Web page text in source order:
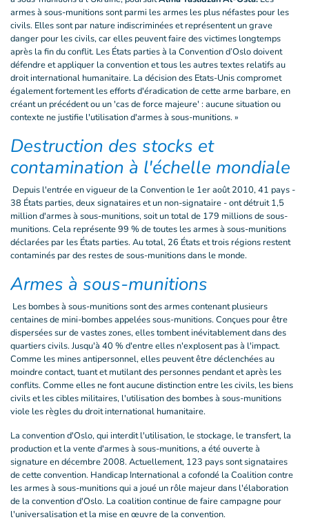
armes à sous-munitions sont parmi les armes les plus néfastes pour les
civils. Elles sont par nature indiscriminées et représentent un grave
danger pour les civils, car elles peuvent faire des victimes longtemps
après la fin du conflit. Les États parties à la Convention d’Oslo doivent
défendre et appliquer la convention et tous les autres textes relatifs au
droit international humanitaire. La décision des Etats-Unis compromet
également fortement les efforts d'éradication de cette arme barbare, en
créant un précédent ou un 'cas de force majeure' : aucune situation ou
contexte ne justifie l'utilisation d'armes à sous-munitions. »
Destruction des stocks et
contamination à l'échelle mondiale
Depuis l'entrée en vigueur de la Convention le 1er août 2010, 41 pays -
38 États parties, deux signataires et un non-signataire - ont détruit 1,5
million d'armes à sous-munitions, soit un total de 179 millions de sous-
munitions. Cela représente 99 % de toutes les armes à sous-munitions
déclarées par les États parties. Au total, 26 États et trois régions restent
contaminés par des restes de sous-munitions dans le monde.
Armes à sous-munitions
Les bombes à sous-munitions sont des armes contenant plusieurs
centaines de mini-bombes appelées sous-munitions. Conçues pour être
dispersées sur de vastes zones, elles tombent inévitablement dans des
quartiers civils. Jusqu'à 40 % d'entre elles n'explosent pas à l'impact.
Comme les mines antipersonnel, elles peuvent être déclenchées au
moindre contact, tuant et mutilant des personnes pendant et après les
conflits. Comme elles ne font aucune distinction entre les civils, les biens
civils et les cibles militaires, l'utilisation des bombes à sous-munitions
viole les règles du droit international humanitaire.
La convention d'Oslo, qui interdit l'utilisation, le stockage, le transfert, la
production et la vente d'armes à sous-munitions, a été ouverte à
signature en décembre 2008. Actuellement, 123 pays sont signataires
de cette convention. Handicap International a cofondé la Coalition contre
les armes à sous-munitions qui a joué un rôle majeur dans l'élaboration
de la convention d'Oslo. La coalition continue de faire campagne pour
l'universalisation et la mise en œuvre de la convention.